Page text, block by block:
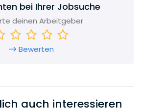
bei Ihrer Jobsuche
deinen Arbeitgeber
Bewerten
auch interessieren